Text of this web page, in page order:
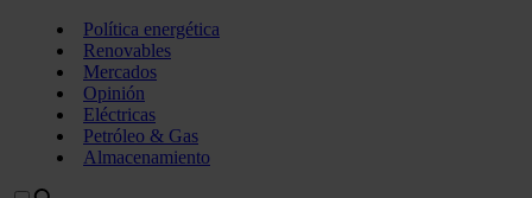
Política energética
Renovables
Mercados
Opinión
Eléctricas
Petróleo & Gas
Almacenamiento